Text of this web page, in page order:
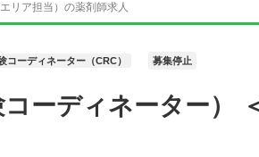
リア担当）の薬剤師求人
コーディネーター（CRC） 募集停止
ーディネーター）